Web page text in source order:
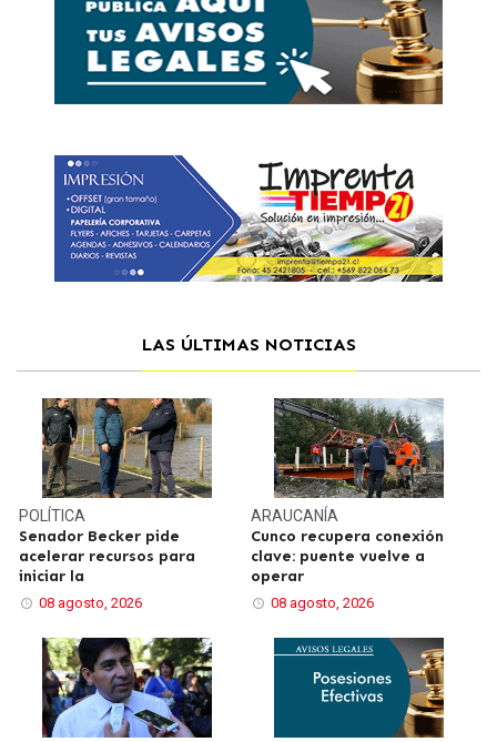
LAS ÚLTIMAS NOTICIAS
POLÍTICA
Senador Becker pide
acelerar recursos para
iniciar la
08 agosto, 2026
ARAUCANÍA
Cunco recupera conexión
clave: puente vuelve a
operar
08 agosto, 2026